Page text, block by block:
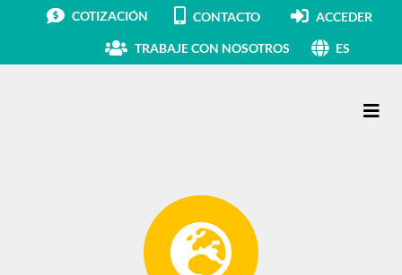
COTIZACIÓN CONTACTO ACCEDER
TRABAJE CON NOSOTROS ES